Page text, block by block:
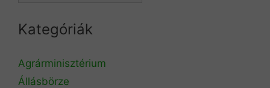
Kategóriák
Agrárminisztérium
Állásbörze